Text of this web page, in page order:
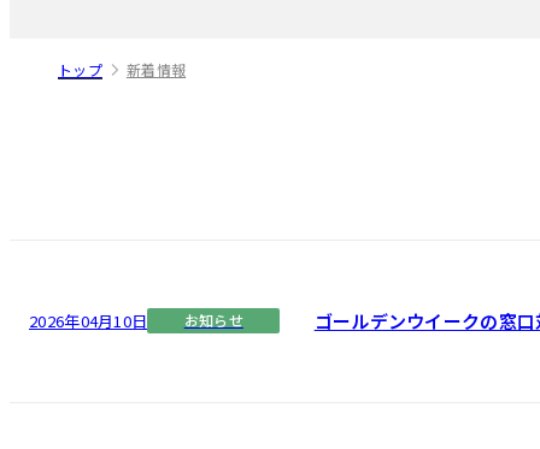
トップ 新着情報
2026年04月10日 お知らせ ゴールデンウイークの窓